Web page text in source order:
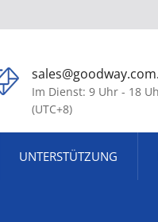
Im Dienst: 9 Uhr - 18
(UTC+8)
UNTERSTÜTZUNG